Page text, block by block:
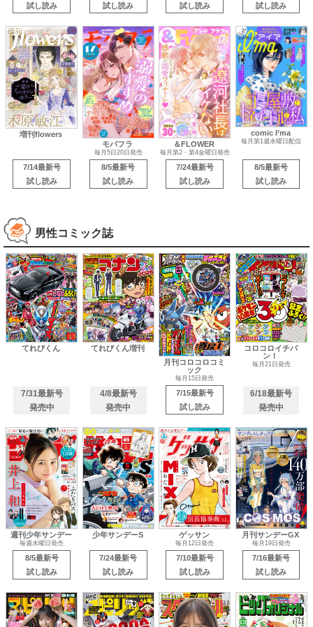
試し読み
試し読み
試し読み
試し読み
増刊flowers
7/14最新号
試し読み
モバフラ
毎月5日20日発売
8/5最新号
試し読み
＆FLOWER
毎月第2・第4金曜日発売
7/24最新号
試し読み
comic I’ma
毎月第1週水曜日配信
8/5最新号
試し読み
男性コミック誌
てれびくん
7/31最新号
発売中
てれびくん増刊
4/8最新号
発売中
月刊コロコロコミ
ック
毎月15日発売
7/15最新号
試し読み
コロコロイチバ
ン！
毎月21日発売
6/18最新号
発売中
週刊少年サンデー
毎週水曜日発売
8/5最新号
試し読み
少年サンデーS
7/24最新号
試し読み
ゲッサン
毎月12日発売
7/10最新号
試し読み
月刊サンデーGX
毎月19日発売
7/16最新号
試し読み